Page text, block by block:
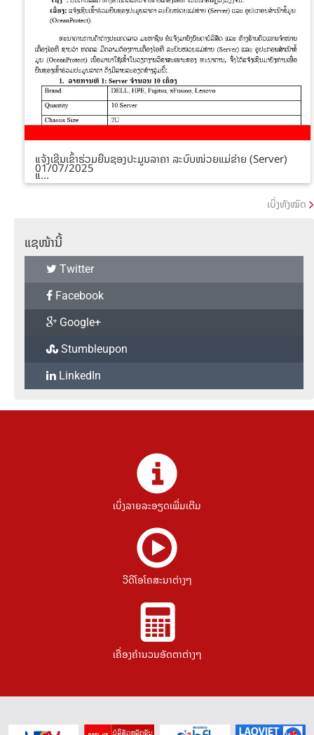
ແຈ້ງເຊີນເຂົ້າຮ່ວມຍືນຊອງປະມູນລາຄາ ລະບົບໜ່ວຍແມ່ຂ່າຍ (Server)
ແ...
01/07/2025
ເບິ່ງທັງໝົດ
ແຊໜ້ານີ້
Twitter
Facebook
Google+
Stumbleupon
LinkedIn
ເບິ່ງລາຍລະອຽດເພີ່ມເຕີມ
ວີດີໂອໂຄສະນາຕ່າງໆ
ເຄື່ອງຄຳນວນອັດຕາຕ່າງໆ